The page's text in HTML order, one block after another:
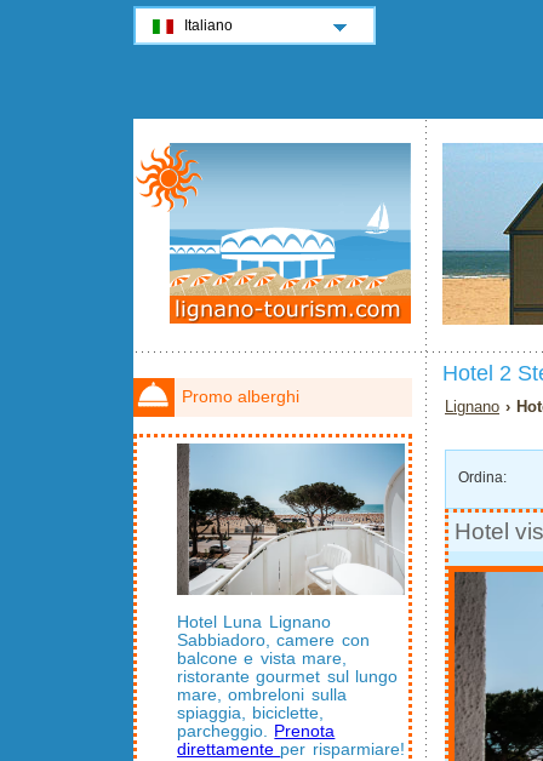
Hotel 2
Lignano ›
Ordina:
Hotel
Promo alberghi
Hotel Luna Lignano
Sabbiadoro, camere con
balcone e vista mare,
ristorante gourmet sul lungo
mare, ombreloni sulla
spiaggia, biciclette,
parcheggio. Prenota
direttamente per risparmiare!
Italiano